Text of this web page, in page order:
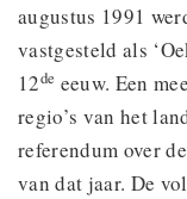
augustus 1991
vastgesteld als
12de eeuw. Een
regio’s van het
referendum over
van dat jaar. De